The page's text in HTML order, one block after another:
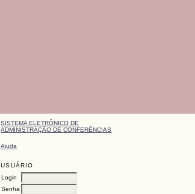
SISTEMA ELETRÔNICO DE
ADMINISTRAÇÃO DE CONFERÊNCIAS
Ajuda
USUÁRIO
Login
Senha